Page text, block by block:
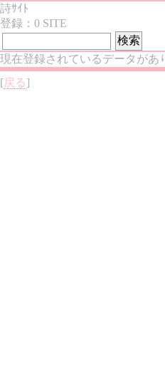
詩ｻｲﾄ
登録：0 SITE
現在登録されているデータがあ
[戻る]